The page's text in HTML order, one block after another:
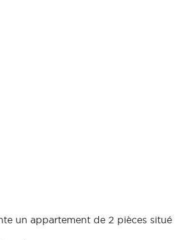
un appartement de 2 pièces situé